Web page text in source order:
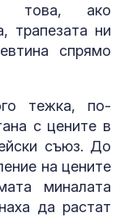
това, ако
трапезата ни
спрямо
тежка, по-
с цените в
съюз. До
на цените
миналата
да растат